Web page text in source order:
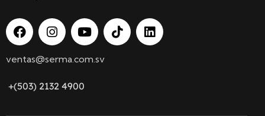
ventas@serma.com.sv
+(503) 2132 4900